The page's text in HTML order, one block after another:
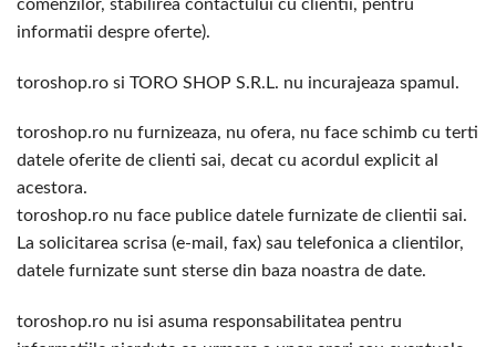
comenzilor, stabilirea contactului cu clientii, pentru
informatii despre oferte).
toroshop.ro si TORO SHOP S.R.L. nu incurajeaza spamul.
toroshop.ro nu furnizeaza, nu ofera, nu face schimb cu terti
datele oferite de clienti sai, decat cu acordul explicit al
acestora.
toroshop.ro nu face publice datele furnizate de clientii sai.
La solicitarea scrisa (e-mail, fax) sau telefonica a clientilor,
datele furnizate sunt sterse din baza noastra de date.
toroshop.ro nu isi asuma responsabilitatea pentru